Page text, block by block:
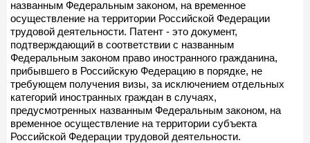
названным Федеральным законом, на временное
осуществление на территории Российской Федерации
трудовой деятельности. Патент - это документ,
подтверждающий в соответствии с названным
Федеральным законом право иностранного гражданина,
прибывшего в Российскую Федерацию в порядке, не
требующем получения визы, за исключением отдельных
категорий иностранных граждан в случаях,
предусмотренных названным Федеральным законом, на
временное осуществление на территории субъекта
Российской Федерации трудовой деятельности.